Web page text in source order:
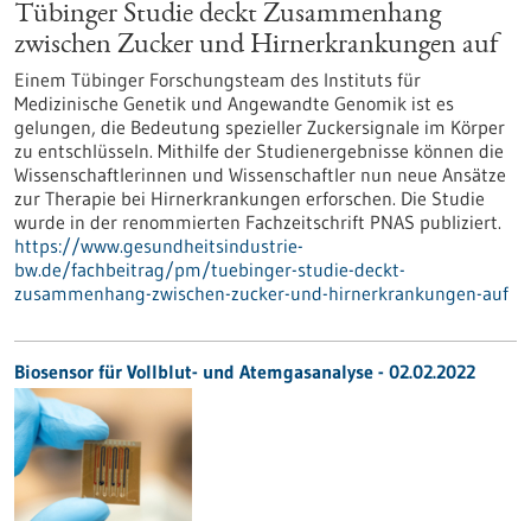
Tübinger Studie deckt Zusammenhang
zwischen Zucker und Hirnerkrankungen auf
Einem Tübinger Forschungsteam des Instituts für
Medizinische Genetik und Angewandte Genomik ist es
gelungen, die Bedeutung spezieller Zuckersignale im Körper
zu entschlüsseln. Mithilfe der Studienergebnisse können die
Wissenschaftlerinnen und Wissenschaftler nun neue Ansätze
zur Therapie bei Hirnerkrankungen erforschen. Die Studie
wurde in der renommierten Fachzeitschrift PNAS publiziert.
https://www.gesundheitsindustrie-
bw.de/fachbeitrag/pm/tuebinger-studie-deckt-
zusammenhang-zwischen-zucker-und-hirnerkrankungen-auf
Biosensor für Vollblut- und Atemgasanalyse - 02.02.2022